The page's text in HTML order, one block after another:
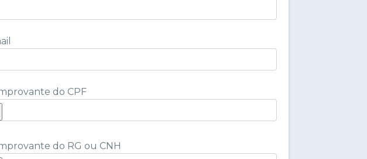
do CPF
do RG ou CNH